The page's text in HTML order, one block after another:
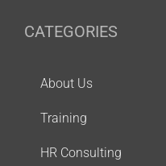
CATEGORIES
About Us
Training
HR Consulting